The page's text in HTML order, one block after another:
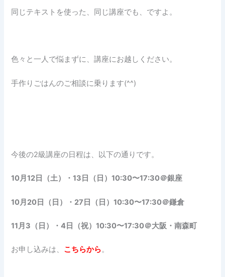
同じテキストを使った、同じ講座でも、ですよ。
色々と一人で悩まずに、講座にお越しください。
手作りごはんのご相談に乗ります(^^)
今後の2級講座の日程は、以下の通りです。
10月12日（土）・13日（日）10:30〜17:30＠銀座
10月20日（日）・27日（日）10:30〜17:30＠鎌倉
11月3（日）・4日（祝）10:30〜17:30＠大阪・南森町
お申し込みは、 こちらから。